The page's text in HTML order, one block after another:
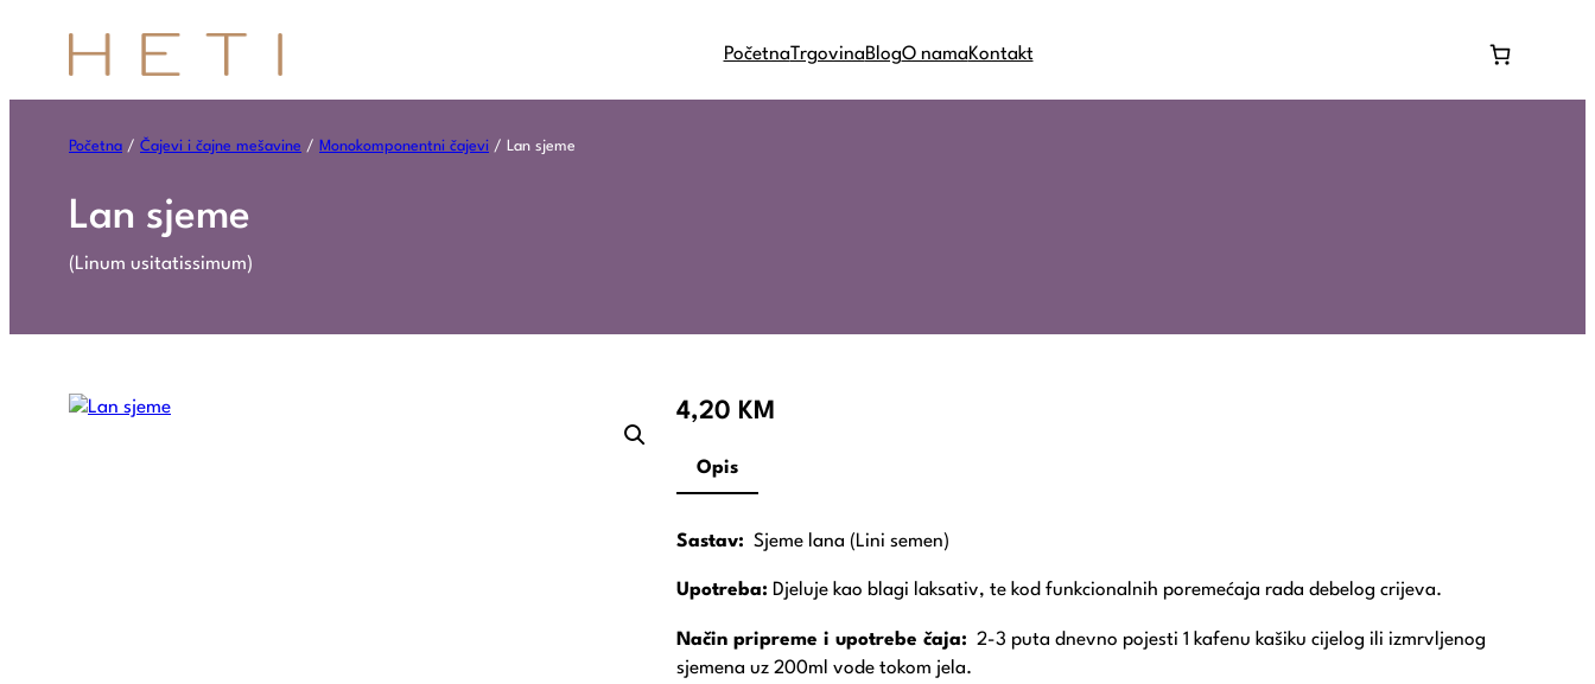
Početna TrgovinaBlogO namaKontakt
Početna / Čajevi i čajne mešavine / Monokomponentni čajevi / Lan sjeme
Lan sjeme
(Linum usitatissimum)
4,20 KM
Opis
Sastav: Sjeme lana (Lini semen)
Upotreba: Djeluje kao blagi laksativ, te kod funkcionalnih poremećaja rada debelog crijeva.
Način pripreme i upotrebe čaja: 2-3 puta dnevno pojesti 1 kafenu kašiku cijelog ili izmrvljenog
sjemena uz 200ml vode tokom jela.